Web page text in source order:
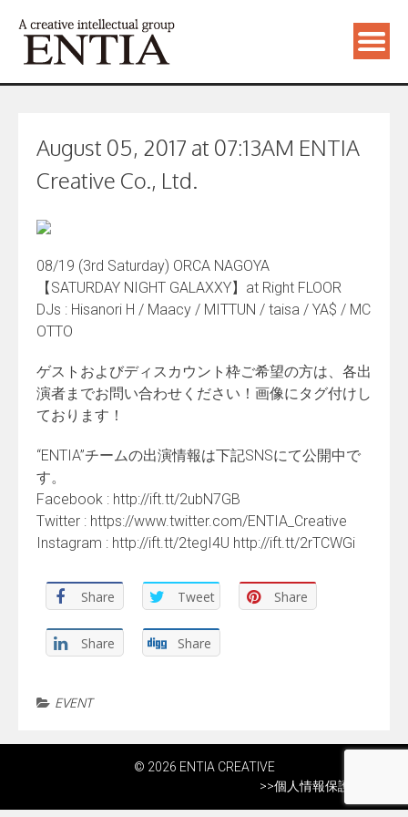
August 05, 2017 at 07:13AM ENTIA
Creative Co., Ltd.
08/19 (3rd Saturday) ORCA NAGOYA
【SATURDAY NIGHT GALAXXY】at Right FLOOR
DJs : Hisanori H / Maacy / MITTUN / taisa / YA$ / MC
OTTO
ゲストおよびディスカウント枠ご希望の方は、各出
演者までお問い合わせください！画像にタグ付けし
ております！
“ENTIA”チームの出演情報は下記SNSにて公開中で
す。
Facebook : http://ift.tt/2ubN7GB
Twitter : https://www.twitter.com/ENTIA_Creative
Instagram : http://ift.tt/2tegI4U http://ift.tt/2rTCWGi
Share Tweet Share
Share Share
EVENT
© 2026 ENTIA CREATIVE
>>個人情報保護方針